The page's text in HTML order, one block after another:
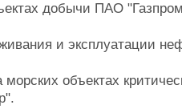
добычи ПАО
и эксплуатации
объектах